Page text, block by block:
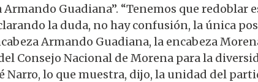
Guadiana”. “Tenemos que redoblar
la duda, no hay confusión, la única
Armando Guadiana, la encabeza
Consejo Nacional de Morena para la
Narro, lo que muestra, dijo, la unidad del